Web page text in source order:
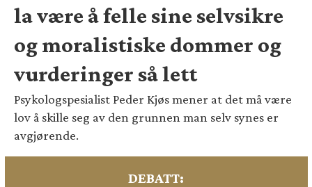
la være å felle sine selvsikre
og moralistiske dommer og
vurderinger så lett
Psykologspesialist Peder Kjøs mener at det må være
lov å skille seg av den grunnen man selv synes er
avgjørende.
DEBATT: